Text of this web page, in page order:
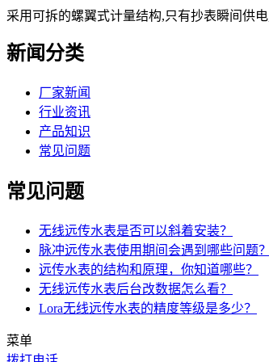
采用可拆的螺翼式计量结构,只有抄表瞬间供
新闻分类
厂家新闻
行业资讯
产品知识
常见问题
常见问题
无线远传水表是否可以斜着安装？
脉冲远传水表使用期间会遇到哪些问题？
远传水表的结构和原理，你知道哪些？
无线远传水表后台改数据怎么看？
Lora无线远传水表的精度等级是多少？
菜单